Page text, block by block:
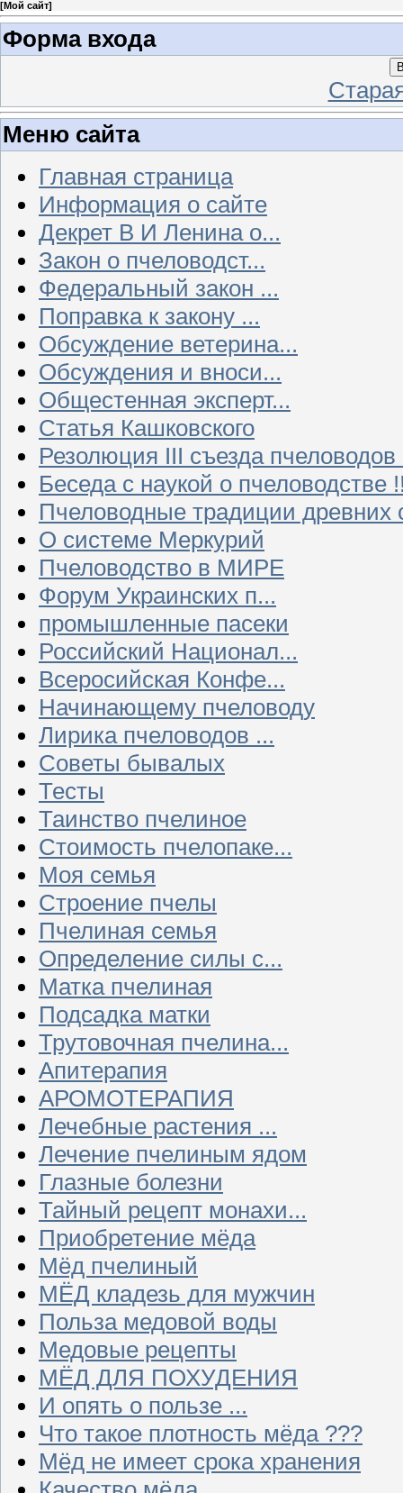
[Мой сайт]
Форма входа
Меню сайта
Главная страница
Информация о сайте
Декрет В И Ленина о...
Закон о пчеловодст...
Федеральный закон ...
Поправка к закону ...
Обсуждение ветерина...
Обсуждения и вноси...
Общестенная эксперт...
Статья Кашковского
Резолюция III съезда
Беседа с наукой о пчеловодстве
Пчеловодные традиции древних
О системе Меркурий
Пчеловодство в МИРЕ
Форум Украинских п...
промышленные пасеки
Российский Национал...
Всеросийская Конфе...
Начинающему пчеловоду
Лирика пчеловодов ...
Советы бывалых
Тесты
Таинство пчелиное
Стоимость пчелопаке...
Моя семья
Строение пчелы
Пчелиная семья
Определение силы с...
Матка пчелиная
Подсадка матки
Трутовочная пчелина...
Апитерапия
АРОМОТЕРАПИЯ
Лечебные растения ...
Лечение пчелиным ядом
Глазные болезни
Тайный рецепт монахи...
Приобретение мёда
Мёд пчелиный
МЁД кладезь для мужчин
Польза медовой воды
Медовые рецепты
МЁД ДЛЯ ПОХУДЕНИЯ
И опять о пользе ...
Что такое плотность мёда ???
Мёд не имеет срока хранения